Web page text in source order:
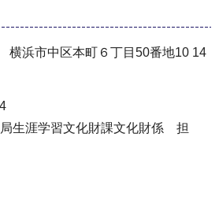
浜市中区本町６丁目50番地10 14
生涯学習文化財課文化財係 担